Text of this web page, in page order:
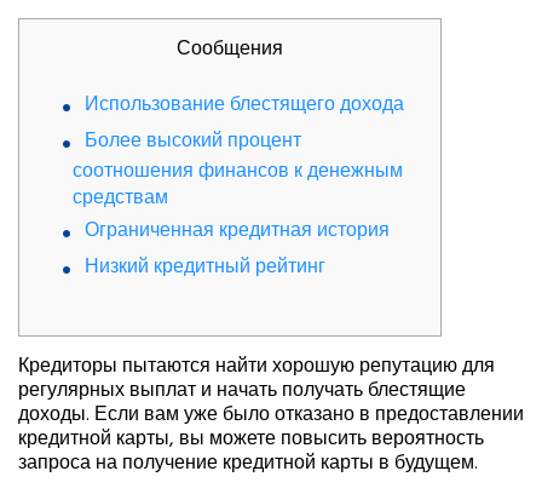
Сообщения
Использование блестящего дохода
Более высокий процент
соотношения финансов к денежным
средствам
Ограниченная кредитная история
Низкий кредитный рейтинг
Кредиторы пытаются найти хорошую репутацию для
регулярных выплат и начать получать блестящие
доходы. Если вам уже было отказано в предоставлении
кредитной карты, вы можете повысить вероятность
запроса на получение кредитной карты в будущем.